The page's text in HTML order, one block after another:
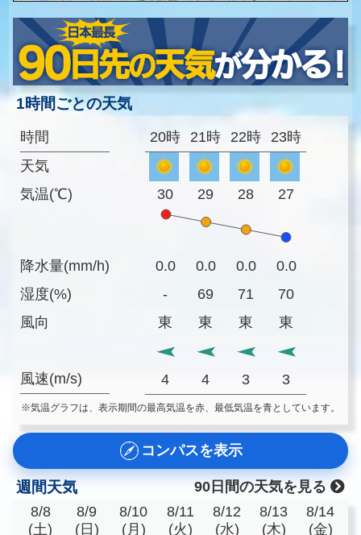
1時間ごとの天気
時間
天気
気温(℃)
降水量(mm/h)
湿度(%)
風向
風速(m/s)
20時 21時 22時 23時
30 29 28 27
0.0 0.0 0.0
0.0
-
69 71
70
東
東 東 東
4 4 3 3
※気温グラフは、表示期間の最高気温を赤、最低気温を青としています。
コンパスを表示
週間天気
90日間の天気を見る
8/8
(土)
8/9
(日)
8/10
(月)
8/11
(火)
8/12
(水)
8/13
(木)
8/14
(金)